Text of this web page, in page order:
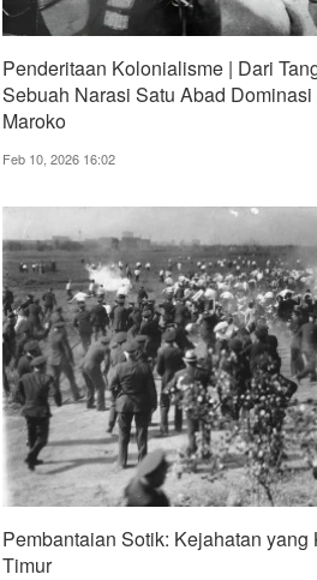
Penderitaan Kolonialisme | Dari
Sebuah Narasi Satu Abad
Maroko
Feb 10, 2026 16:02
Pembantaian Sotik: Kejahatan
Timur